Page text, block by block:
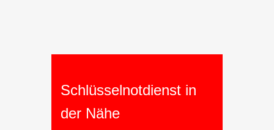
Schlüsselnotdienst in
der Nähe